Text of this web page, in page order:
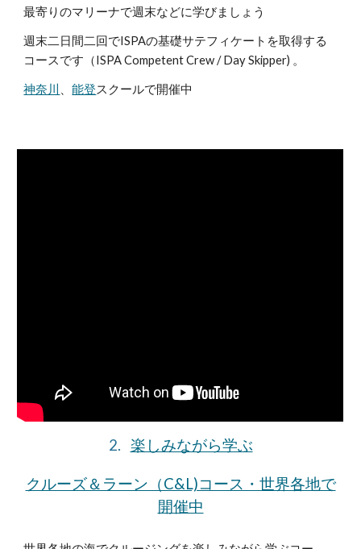
最寄りのマリーナで週末などに学びましょう
週末二日間二回でISPAの基礎サテフィケートを取得する
コースです（ISPA Competent Crew / Day Skipper) 。
神奈川 、能登スクールで開催中
2. 楽しみながら学ぶ
クルーズ＆ラーン（C&L)コース・世界各地で
開催中